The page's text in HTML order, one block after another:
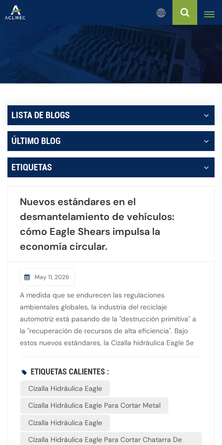
Español
English
Русский
Español
بالعربية
Français
Português
LISTA DE BLOGS
ÚLTIMO BLOG
ETIQUETAS
Nuevos estándares en el
desmantelamiento de vehículos:
cómo Eagle Shears impulsa la
economía circular.
May 11, 2026
A medida que se endurecen las regulaciones
ambientales globales, la industria del reciclaje
automotriz está pasando de la "destrucción primitiva" a
la "recuperación de recursos de alta eficiencia". Bajo
estos nuevos estándares, la Cizalla hidráulica Eagle Se
promover una economía circular verde. Precisión y
vehículos solía basarse en mano de obra o corte con
soplete, procesos lentos, peligrosos y perjudiciales para
Eagle, integrada con excavadoras modernas, ofrece una
alternativa más limpia. Su exclusivo diseño en forma de
ETIQUETAS CALIENTES :
Cizalla Hidráulica Eagle
Cizalla Hidráulica Eagle Para Cortar Metal
Cizalla Hidráulica Eagle
Cizalla Hidráulica Eagle Para Cortar Chatarra De